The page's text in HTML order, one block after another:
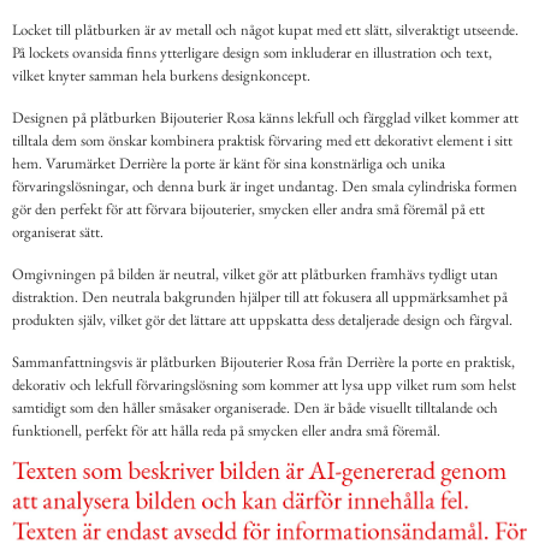
Locket till plåtburken är av metall och något kupat med ett slätt, silveraktigt utseende.
På lockets ovansida finns ytterligare design som inkluderar en illustration och text,
vilket knyter samman hela burkens designkoncept.
Designen på plåtburken Bijouterier Rosa känns lekfull och färgglad vilket kommer att
tilltala dem som önskar kombinera praktisk förvaring med ett dekorativt element i sitt
hem. Varumärket Derrière la porte är känt för sina konstnärliga och unika
förvaringslösningar, och denna burk är inget undantag. Den smala cylindriska formen
gör den perfekt för att förvara bijouterier, smycken eller andra små föremål på ett
organiserat sätt.
Omgivningen på bilden är neutral, vilket gör att plåtburken framhävs tydligt utan
distraktion. Den neutrala bakgrunden hjälper till att fokusera all uppmärksamhet på
produkten själv, vilket gör det lättare att uppskatta dess detaljerade design och färgval.
Sammanfattningsvis är plåtburken Bijouterier Rosa från Derrière la porte en praktisk,
dekorativ och lekfull förvaringslösning som kommer att lysa upp vilket rum som helst
samtidigt som den håller småsaker organiserade. Den är både visuellt tilltalande och
funktionell, perfekt för att hålla reda på smycken eller andra små föremål.